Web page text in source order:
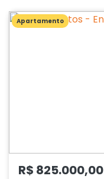
Apartamento
R$ 825.000,00